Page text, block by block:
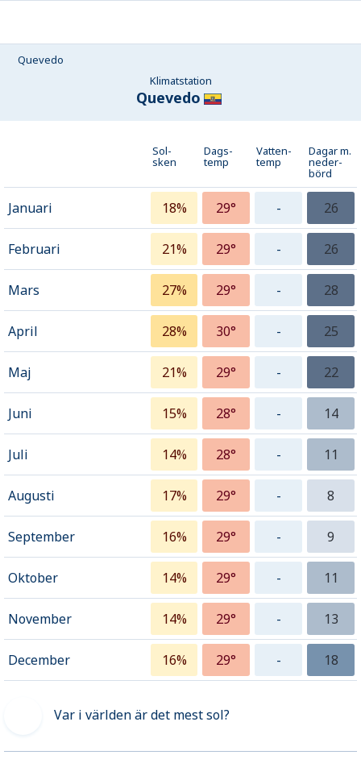
Quevedo
Klimatstation
Quevedo
Sol-
sken
Dags-
temp
Vatten-
temp
Dagar m.
neder­
börd
Januari 18% 29° - 26
Februari 21% 29° - 26
Mars 27% 29° - 28
April 28% 30° - 25
Maj 21% 29° - 22
Juni 15% 28° - 14
Juli 14% 28° - 11
Augusti 17% 29° - 8
September 16% 29° - 9
Oktober 14% 29° - 11
November 14% 29° - 13
December 16% 29° - 18
Var i världen är det mest sol?